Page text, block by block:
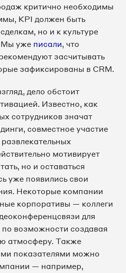
критично необходимы
KPI должен быть
но и к культуре
Мы уже писали, что
засчитывать
зафиксированы в CRM.
дело обстоит
Известно, как
сотрудников значат
совместное участие
мотивирует
но и оставаться
уже появились свои
Некоторые компании
корпоративы — коллеги
для
возможности создавая
атмосферу. Также
показателями можно
— например,